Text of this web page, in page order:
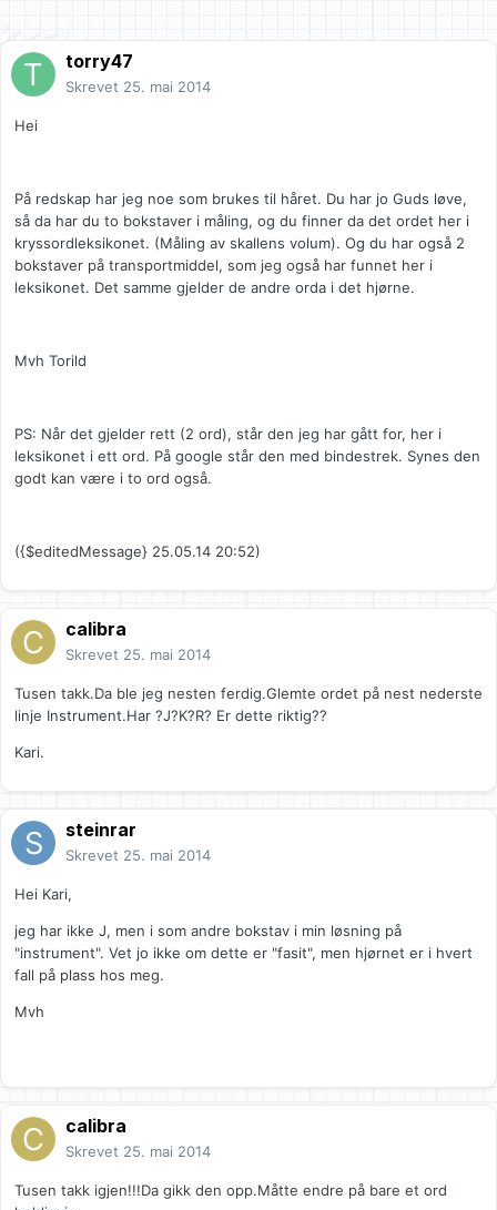
torry47
Skrevet 25. mai 2014
Hei
På redskap har jeg noe som brukes til håret. Du har jo Guds løve,
så da har du to bokstaver i måling, og du finner da det ordet her i
kryssordleksikonet. (Måling av skallens volum). Og du har også 2
bokstaver på transportmiddel, som jeg også har funnet her i
leksikonet. Det samme gjelder de andre orda i det hjørne.
Mvh Torild
PS: Når det gjelder rett (2 ord), står den jeg har gått for, her i
leksikonet i ett ord. På google står den med bindestrek. Synes den
godt kan være i to ord også.
({$editedMessage} 25.05.14 20:52)
calibra
Skrevet 25. mai 2014
Tusen takk.Da ble jeg nesten ferdig.Glemte ordet på nest nederste
linje Instrument.Har ?J?K?R? Er dette riktig??
Kari.
steinrar
Skrevet 25. mai 2014
Hei Kari,
jeg har ikke J, men i som andre bokstav i min løsning på
"instrument". Vet jo ikke om dette er "fasit", men hjørnet er i hvert
fall på plass hos meg.
Mvh
calibra
Skrevet 25. mai 2014
Tusen takk igjen!!!Da gikk den opp.Måtte endre på bare et ord